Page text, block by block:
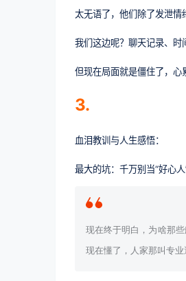
太无语了，他们除了发泄情
我们这边呢？聊天记录、时
但现在局面就是僵住了，心
3.
血泪教训与人生感悟：
最大的坑：千万别当“好心
现在终于明白，为啥那
现在懂了，人家那叫专